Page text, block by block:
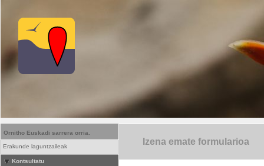
Ornitho Euskadi sarrera orria.
Erakunde laguntzaileak
Kontsultatu
Izena emate formularioa